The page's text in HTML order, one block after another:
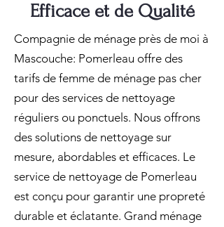
Efficace et de Qualité
Compagnie de ménage près de moi à
Mascouche: Pomerleau offre des
tarifs de femme de ménage pas cher
pour des services de nettoyage
réguliers ou ponctuels. Nous offrons
des solutions de nettoyage sur
mesure, abordables et efficaces. Le
service de nettoyage de Pomerleau
est conçu pour garantir une propreté
durable et éclatante. Grand ménage